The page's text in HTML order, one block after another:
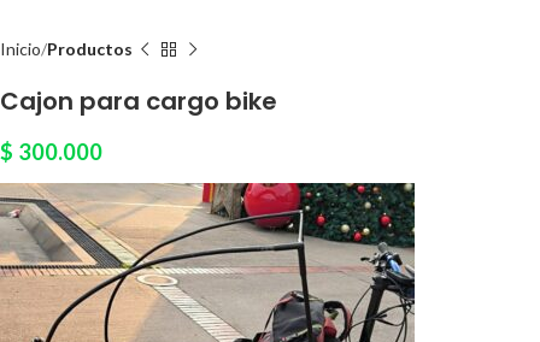
Inicio Productos
Cajon para cargo bike
$ 300.000